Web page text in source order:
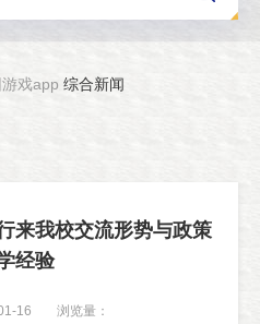
戏app 综合新闻
来我校交流形势与政策
经验
16 浏览量：